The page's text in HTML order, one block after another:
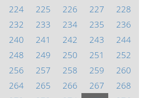
224 225 226 227
228
232 233 234 235
236
240 241 242 243
244
248 249 250 251
252
256 257 258 259
260
264 265 266 267
268